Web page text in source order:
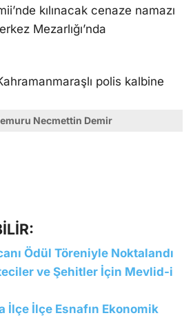
kılınacak cenaze namazı
Mezarlığı’nda
Necmettin Demir
Ödül Töreniyle Noktalandı
ve Şehitler İçin Mevlid-i
İlçe İlçe Esnafın Ekonomik